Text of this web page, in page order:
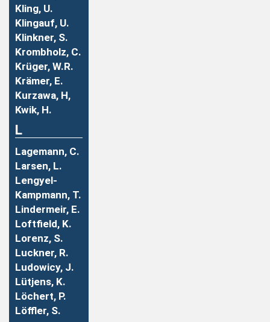
Kling, U.
Klingauf, U.
Klinkner, S.
Krombholz, C.
Krüger, W.R.
Krämer, E.
Kurzawa, H,
Kwik, H.
L
Lagemann, C.
Larsen, L.
Lengyel-
Kampmann, T.
Lindermeir, E.
Loftfield, K.
Lorenz, S.
Luckner, R.
Ludowicy, J.
Lütjens, K.
Löchert, P.
Löffler, S.